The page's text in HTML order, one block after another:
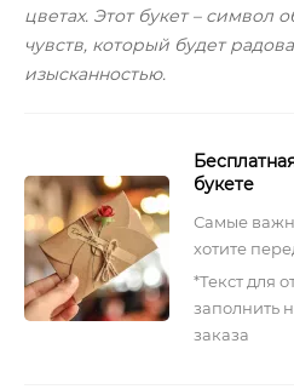
цветах. Этот букет – символ
чувств, который будет
изысканностью.
букете
Самые
хотите
*Текст для
заполнить
заказа